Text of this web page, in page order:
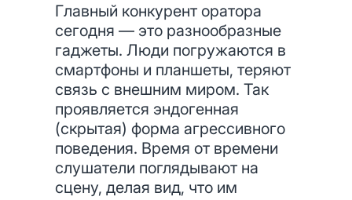
Главный конкурент оратора
сегодня — это разнообразные
гаджеты. Люди погружаются в
смартфоны и планшеты, теряют
связь с внешним миром. Так
проявляется эндогенная
(скрытая) форма агрессивного
поведения. Время от времени
слушатели поглядывают на
сцену, делая вид, что им